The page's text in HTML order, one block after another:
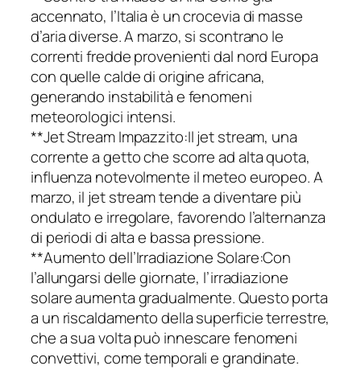
accennato, l’Italia è un crocevia di masse
d’aria diverse. A marzo, si scontrano le
correnti fredde provenienti dal nord Europa
con quelle calde di origine africana,
generando instabilità e fenomeni
meteorologici intensi.
**Jet Stream Impazzito:Il jet stream, una
corrente a getto che scorre ad alta quota,
influenza notevolmente il meteo europeo. A
marzo, il jet stream tende a diventare più
ondulato e irregolare, favorendo l’alternanza
di periodi di alta e bassa pressione.
**Aumento dell’Irradiazione Solare:Con
l’allungarsi delle giornate, l’irradiazione
solare aumenta gradualmente. Questo porta
a un riscaldamento della superficie terrestre,
che a sua volta può innescare fenomeni
convettivi, come temporali e grandinate.